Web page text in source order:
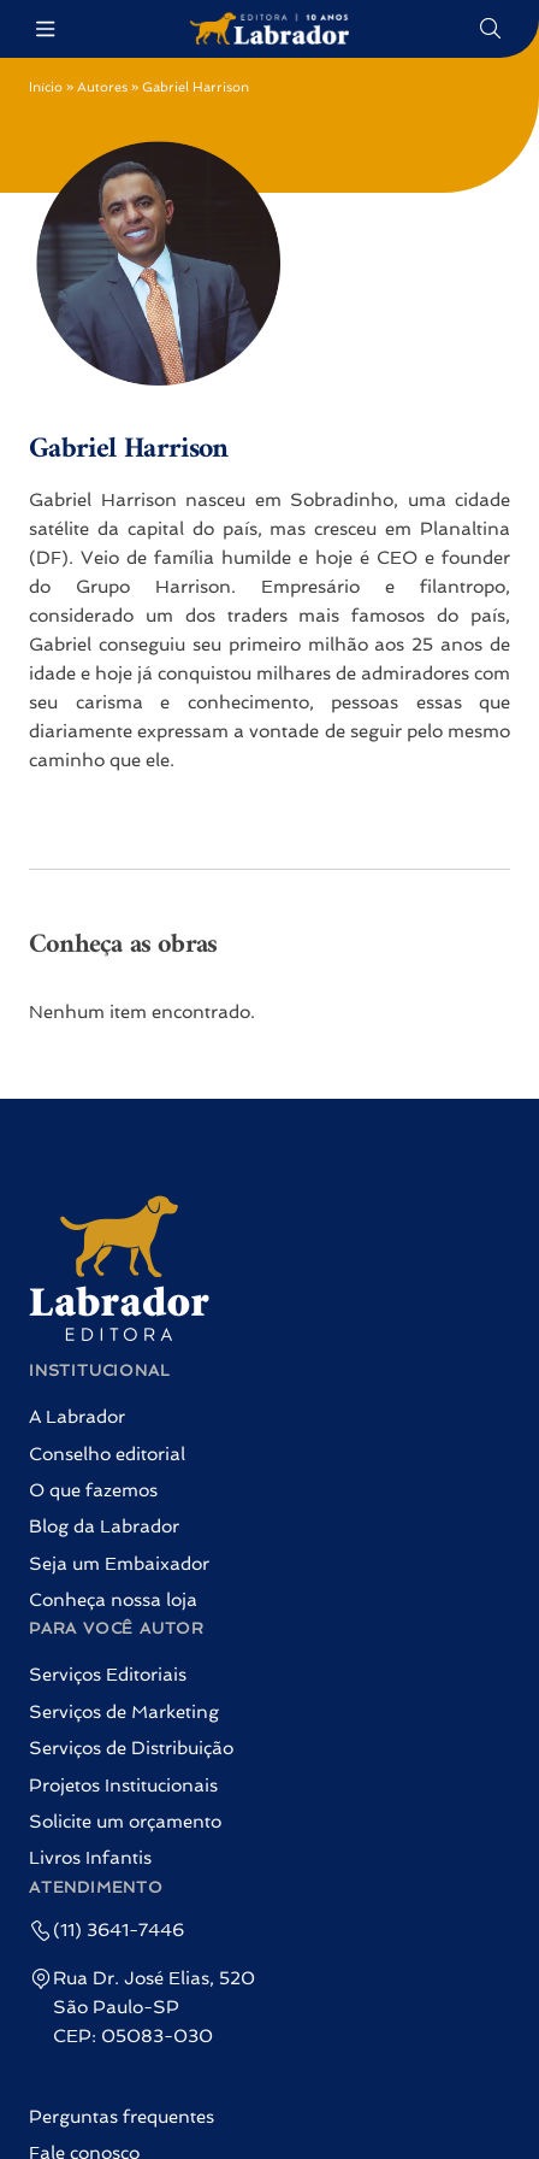
Início » Autores » Gabriel Harrison
Gabriel Harrison
Gabriel Harrison nasceu em Sobradinho, uma cidade
satélite da capital do país, mas cresceu em Planaltina
(DF). Veio de família humilde e hoje é CEO e founder
do Grupo Harrison. Empresário e filantropo,
considerado um dos traders mais famosos do país,
Gabriel conseguiu seu primeiro milhão aos 25 anos de
idade e hoje já conquistou milhares de admiradores com
seu carisma e conhecimento, pessoas essas que
diariamente expressam a vontade de seguir pelo mesmo
caminho que ele.
Conheça as obras
Nenhum item encontrado.
INSTITUCIONAL
A Labrador
Conselho editorial
O que fazemos
Blog da Labrador
Seja um Embaixador
Conheça nossa loja
PARA VOCÊ AUTOR
Serviços Editoriais
Serviços de Marketing
Serviços de Distribuição
Projetos Institucionais
Solicite um orçamento
Livros Infantis
ATENDIMENTO
(11) 3641-7446
Rua Dr. José Elias, 520
São Paulo-SP
CEP: 05083-030
Perguntas frequentes
Fale conosco